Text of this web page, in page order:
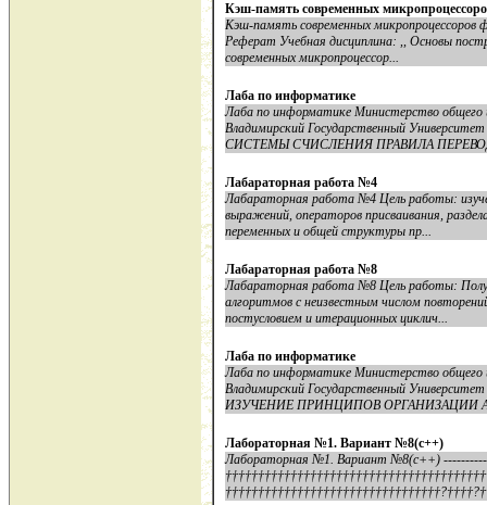
Кэш-память современных
Кэш-память современных
Реферат Учебная дисциплина: ,, Основы
современных микропроцессор...
Лаба по информатике
Лаба по информатике Министерство общего
Владимирский Государственный
СИСТЕМЫ СЧИСЛЕНИЯ ПРАВИЛА
Лабараторная работа №4
Лабараторная работа №4 Цель работы:
выражений, операторов присваивания,
переменных и общей структуры пр...
Лабараторная работа №8
Лабараторная работа №8 Цель работы:
алгоритмов с неизвестным числом
постусловием и итерационных циклич...
Лаба по информатике
Лаба по информатике Министерство общего
Владимирский Государственный
ИЗУЧЕНИЕ ПРИНЦИПОВ ОРГАНИЗАЦИИ
Лабораторная №1. Вариант №8(с++)
Лабораторная №1. Вариант №8(с++)